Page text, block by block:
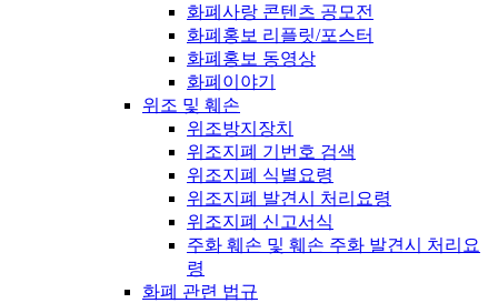
화폐사랑 콘텐츠 공모전
화폐홍보 리플릿/포스터
화폐홍보 동영상
화폐이야기
위조 및 훼손
위조방지장치
위조지폐 기번호 검색
위조지폐 식별요령
위조지폐 발견시 처리요령
위조지폐 신고서식
주화 훼손 및 훼손 주화 발견시 처리요
령
화폐 관련 법규